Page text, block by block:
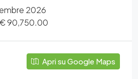
2026
€ 90,750.00
Apri su Google Maps